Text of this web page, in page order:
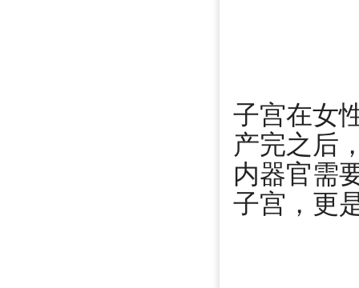
子宫在女
产完之后
内器官需
子宫，更